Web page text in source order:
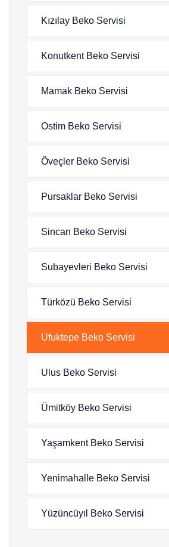
Kızılay Beko Servisi
Konutkent Beko Servisi
Mamak Beko Servisi
Ostim Beko Servisi
Öveçler Beko Servisi
Pursaklar Beko Servisi
Sincan Beko Servisi
Subayevleri Beko Servisi
Türközü Beko Servisi
Ufuktepe Beko Servisi
Ulus Beko Servisi
Ümitköy Beko Servisi
Yaşamkent Beko Servisi
Yenimahalle Beko Servisi
Yüzüncüyıl Beko Servisi